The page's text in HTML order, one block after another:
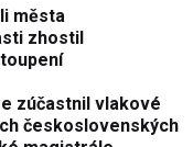
města
zhostil
zúčastnil vlakové
československých